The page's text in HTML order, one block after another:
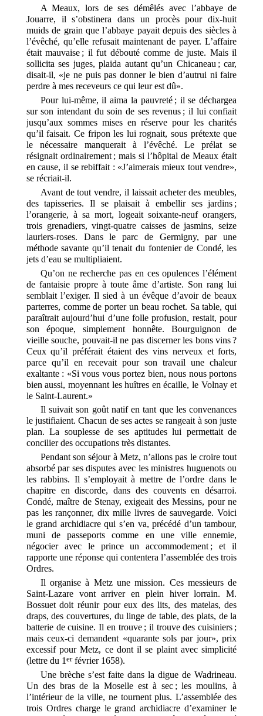
A Meaux, lors de ses démêlés avec l’abbaye de
Jouarre, il s’obstinera dans un procès pour dix-huit
muids de grain que l’abbaye payait depuis des siècles à
l’évêché, qu’elle refusait maintenant de payer. L’affaire
était mauvaise ; il fut débouté comme de juste. Mais il
sollicita ses juges, plaida autant qu’un Chicaneau ; car,
disait-il, «je ne puis pas donner le bien d’autrui ni faire
perdre à mes receveurs ce qui leur est dû».
Pour lui-même, il aima la pauvreté ; il se déchargea
sur son intendant du soin de ses revenus ; il lui confiait
jusqu’aux sommes mises en réserve pour les charités
qu’il faisait. Ce fripon les lui rognait, sous prétexte que
le nécessaire manquerait à l’évêché. Le prélat se
résignait ordinairement ; mais si l’hôpital de Meaux était
en cause, il se rebiffait : «J’aimerais mieux tout vendre»,
se récriait-il.
Avant de tout vendre, il laissait acheter des meubles,
des tapisseries. Il se plaisait à embellir ses jardins ;
l’orangerie, à sa mort, logeait soixante-neuf orangers,
trois grenadiers, vingt-quatre caisses de jasmins, seize
lauriers-roses. Dans le parc de Germigny, par une
méthode savante qu’il tenait du fontenier de Condé, les
jets d’eau se multipliaient.
Qu’on ne recherche pas en ces opulences l’élément
de fantaisie propre à toute âme d’artiste. Son rang lui
semblait l’exiger. Il sied à un évêque d’avoir de beaux
parterres, comme de porter un beau rochet. Sa table, qui
paraîtrait aujourd’hui d’une folle profusion, restait, pour
son époque, simplement honnête. Bourguignon de
vieille souche, pouvait-il ne pas discerner les bons vins ?
Ceux qu’il préférait étaient des vins nerveux et forts,
parce qu’il en recevait pour son travail une chaleur
exaltante : «Si vous vous portez bien, nous nous portons
bien aussi, moyennant les huîtres en écaille, le Volnay et
le Saint-Laurent.»
Il suivait son goût natif en tant que les convenances
le justifiaient. Chacun de ses actes se rangeait à son juste
plan. La souplesse de ses aptitudes lui permettait de
concilier des occupations très distantes.
Pendant son séjour à Metz, n’allons pas le croire tout
absorbé par ses disputes avec les ministres huguenots ou
les rabbins. Il s’employait à mettre de l’ordre dans le
chapitre en discorde, dans des couvents en désarroi.
Condé, maître de Stenay, exigeait des Messins, pour ne
pas les rançonner, dix mille livres de sauvegarde. Voici
le grand archidiacre qui s’en va, précédé d’un tambour,
muni de passeports comme en une ville ennemie,
négocier avec le prince un accommodement ; et il
rapporte une réponse qui contentera l’assemblée des trois
Ordres.
Il organise à Metz une mission. Ces messieurs de
Saint-Lazare vont arriver en plein hiver lorrain. M.
Bossuet doit réunir pour eux des lits, des matelas, des
draps, des couvertures, du linge de table, des plats, de la
batterie de cuisine. Il en trouve ; il trouve des cuisiniers ;
mais ceux-ci demandent «quarante sols par jour», prix
excessif pour Metz, ce dont il se plaint avec simplicité
(lettre du 1 erfévrier 1658).
Une brèche s’est faite dans la digue de Wadrineau.
Un des bras de la Moselle est à sec ; les moulins, à
l’intérieur de la ville, ne tournent plus. L’assemblée des
trois Ordres charge le grand archidiacre d’examiner le